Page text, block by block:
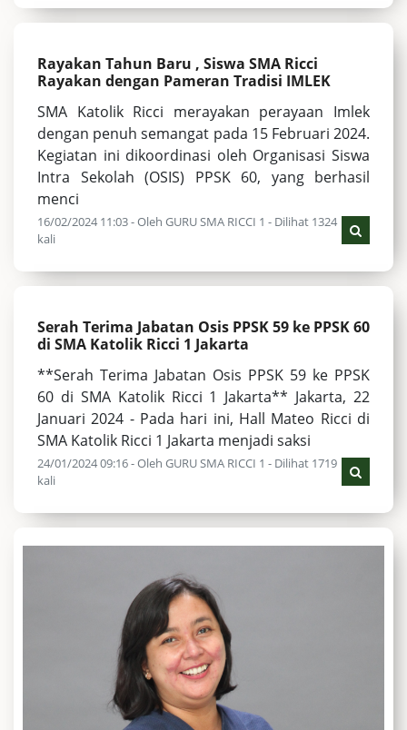
Rayakan Tahun Baru , Siswa SMA Ricci
Rayakan dengan Pameran Tradisi IMLEK
SMA Katolik Ricci merayakan perayaan Imlek
dengan penuh semangat pada 15 Februari 2024.
Kegiatan ini dikoordinasi oleh Organisasi Siswa
Intra Sekolah (OSIS) PPSK 60, yang berhasil
menci
16/02/2024 11:03 - Oleh GURU SMA RICCI 1 - Dilihat 1324
kali
Serah Terima Jabatan Osis PPSK 59 ke PPSK 60
di SMA Katolik Ricci 1 Jakarta
**Serah Terima Jabatan Osis PPSK 59 ke PPSK
60 di SMA Katolik Ricci 1 Jakarta** Jakarta, 22
Januari 2024 - Pada hari ini, Hall Mateo Ricci di
SMA Katolik Ricci 1 Jakarta menjadi saksi
24/01/2024 09:16 - Oleh GURU SMA RICCI 1 - Dilihat 1719
kali